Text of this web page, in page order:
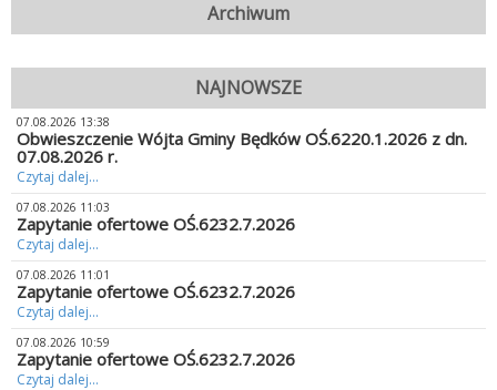
Archiwum
NAJNOWSZE
07.08.2026 13:38
Obwieszczenie Wójta Gminy Będków OŚ.6220.1.2026 z dn.
07.08.2026 r.
Czytaj dalej...
07.08.2026 11:03
Zapytanie ofertowe OŚ.6232.7.2026
Czytaj dalej...
07.08.2026 11:01
Zapytanie ofertowe OŚ.6232.7.2026
Czytaj dalej...
07.08.2026 10:59
Zapytanie ofertowe OŚ.6232.7.2026
Czytaj dalej...